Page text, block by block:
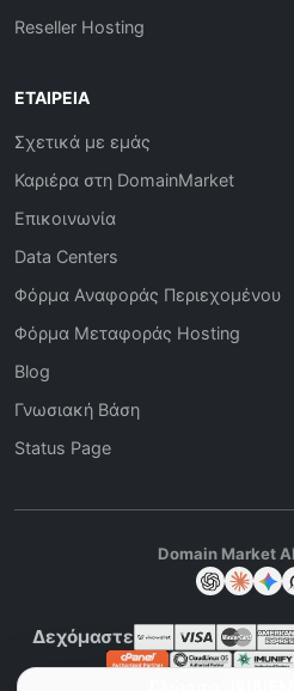
Reseller Hosting
ΕΤΑΙΡΕΊΑ
Σχετικά με εμάς
Καριέρα στη DomainMarket
Επικοινωνία
Data Centers
Φόρμα Αναφοράς Περιεχομένου
Φόρμα Μεταφοράς Hosting
Blog
Γνωσιακή Βάση
Status Page
Domain Market
Δεχόμαστε